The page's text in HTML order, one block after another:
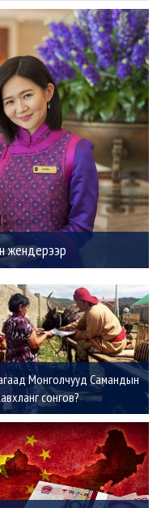
жендерээр
Монголчууд Самандын
сонгов?